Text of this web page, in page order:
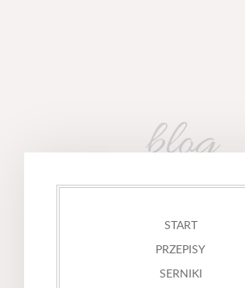
blog
START
PRZEPISY
SERNIKI